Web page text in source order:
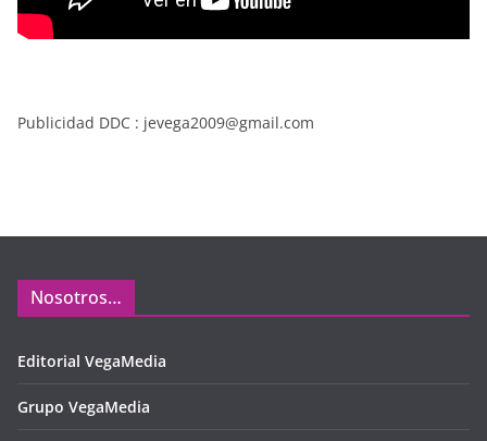
Publicidad DDC : jevega2009@gmail.com
Nosotros…
Editorial VegaMedia
Grupo VegaMedia